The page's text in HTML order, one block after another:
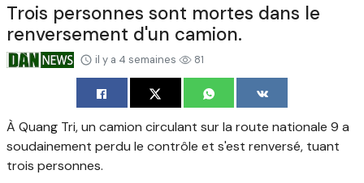
Trois personnes sont mortes dans le
renversement d'un camion.
il y a 4 semaines 81
À Quang Tri,un camion circulant sur la route nationale 9 a
soudainement perdu le contrôle et s'est renversé, tuant
trois personnes.